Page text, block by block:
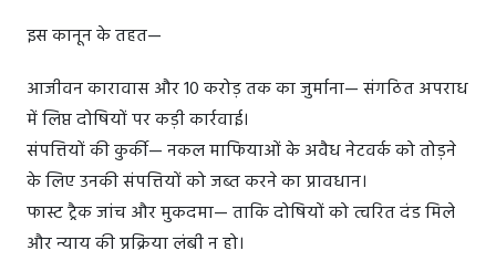
इस कानून के तहत—
आजीवन कारावास और 10 करोड़ तक का जुर्माना— संगठित अपराध
में लिप्त दोषियों पर कड़ी कार्रवाई।
संपत्तियों की कुर्की— नकल माफियाओं के अवैध नेटवर्क को तोड़ने
के लिए उनकी संपत्तियों को जब्त करने का प्रावधान।
फास्ट ट्रैक जांच और मुकदमा— ताकि दोषियों को त्वरित दंड मिले
और न्याय की प्रक्रिया लंबी न हो।